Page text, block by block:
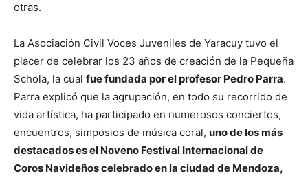
otras.
La Asociación Civil Voces Juveniles de Yaracuy tuvo el
placer de celebrar los 23 años de creación de la Pequeña
Schola, la cual fue fundada por el profesor Pedro Parra.
Parra explicó que la agrupación, en todo su recorrido de
vida artística, ha participado en numerosos conciertos,
encuentros, simposios de música coral, uno de los más
destacados es el Noveno Festival Internacional de
Coros Navideños celebrado en la ciudad de Mendoza,